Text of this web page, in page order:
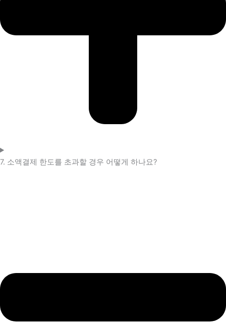
7. 소액결제 한도를 초과할 경우 어떻게 하나요?